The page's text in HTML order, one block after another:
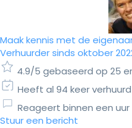
Maak kennis met de
Verhuurder sinds oktober
4.9/5 gebaseerd op 25
Heeft al 94 keer verhuurd
Reageert binnen een uur
Stuur een bericht